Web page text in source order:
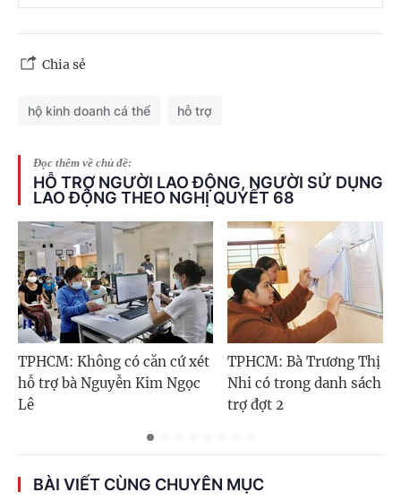
Chia sẻ
hộ kinh doanh cá thể hỗ trợ
Đọc thêm về chủ đề:
HỖ TRỢ NGƯỜI LAO ĐỘNG, NGƯỜI SỬ DỤNG
LAO ĐỘNG THEO NGHỊ QUYẾT 68
TPHCM: Không có căn cứ xét
hỗ trợ bà Nguyễn Kim Ngọc
Lê
TPHCM: Bà Trương Thị
Nhi có trong danh sách hỗ
trợ đợt 2
BÀI VIẾT CÙNG CHUYÊN MỤC